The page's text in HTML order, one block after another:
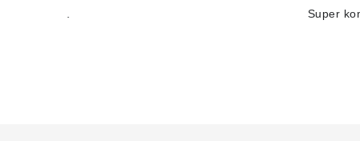
Super